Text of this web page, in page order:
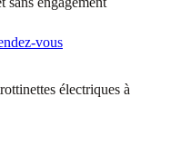
vous
électriques à